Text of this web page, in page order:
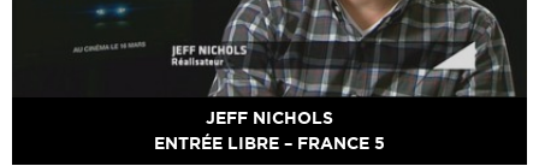
JEFF NICHOLS
ENTRÉE LIBRE – FRANCE 5